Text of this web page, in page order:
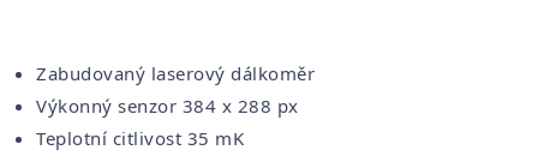
Zabudovaný laserový dálkoměr
Výkonný senzor 384 x 288 px
Teplotní citlivost 35 mK